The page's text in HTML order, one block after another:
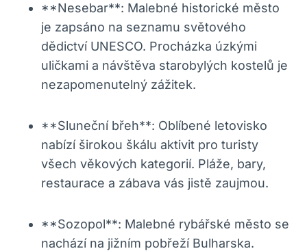
**Nesebar**: Malebné historické město
je zapsáno na seznamu světového
dědictví UNESCO. Procházka úzkými
uličkami a návštěva starobylých kostelů je
nezapomenutelný zážitek.
**Sluneční břeh**: Oblíbené letovisko
nabízí širokou škálu aktivit pro turisty
všech věkových kategorií. Pláže, bary,
restaurace a zábava vás jistě zaujmou.
**Sozopol**: Malebné rybářské město se
nachází na jižním pobřeží Bulharska.